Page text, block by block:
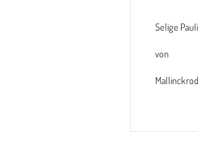
Selige
von